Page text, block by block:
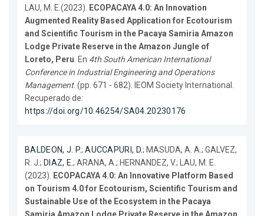
LAU, M. E.(2023). ECOPACAYA 4.0: An Innovation
Augmented Reality Based Application for Ecotourism
and Scientific Tourism in the Pacaya Samiria Amazon
Lodge Private Reserve in the Amazon Jungle of
Loreto, Peru. En 4th South American International
Conference in Industrial Engineering and Operations
Management. (pp. 671 - 682). IEOM Society International.
Recuperado de:
https://doi.org/10.46254/SA04.20230176
BALDEON, J. P.;AUCCAPURI, D.; MASUDA, A. A.; GALVEZ,
R. J.; DIAZ, E.; ARANA, A.; HERNANDEZ, V.; LAU, M. E.
(2023). ECOPACAYA 4.0: An Innovative Platform Based
on Tourism 4.0 for Ecotourism, Scientific Tourism and
Sustainable Use of the Ecosystem in the Pacaya